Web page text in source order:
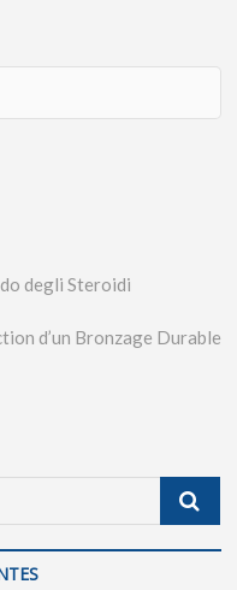
degli Steroidi
d’un Bronzage Durable